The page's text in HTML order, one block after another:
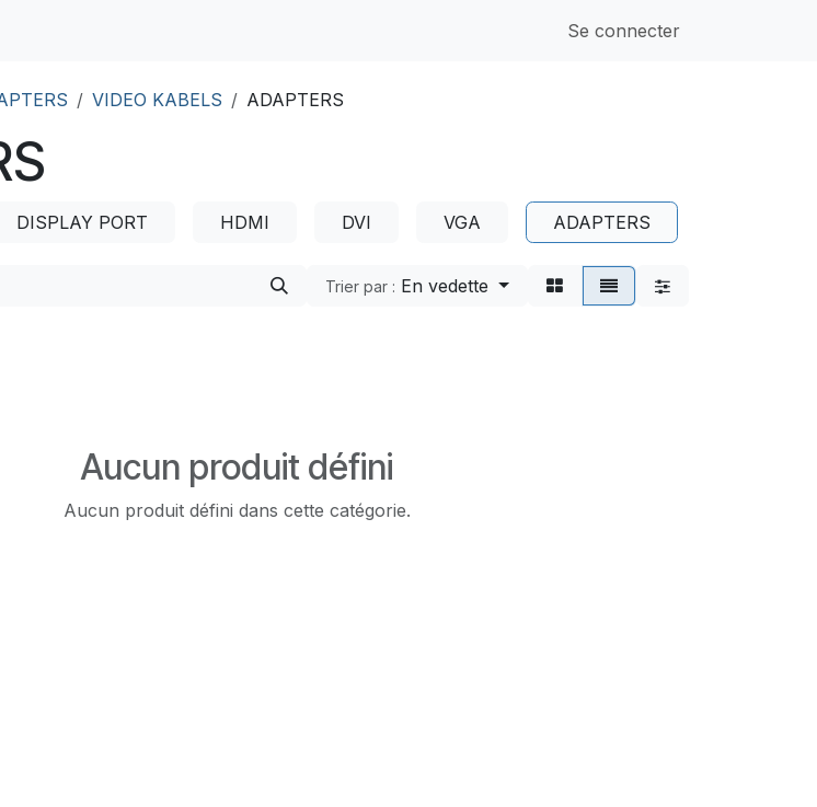
Se connecter
VIDEO KABELS ADAPTERS
DISPLAY PORT HDMI DVI VGA ADAPTERS
Trier par : En vedette
Aucun produit défini
Aucun produit défini dans cette catégorie.